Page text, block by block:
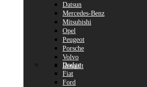
Datsun
Mercedes-Benz
Mitsubishi
Opel
Peugeot
Porsche
Volvo
Renault
Dodge
Fiat
Ford